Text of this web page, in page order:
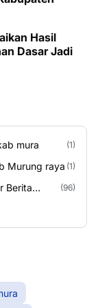
Hasil
Dasar Jadi
mura (1)
Murung raya (1)
Berita
(96)